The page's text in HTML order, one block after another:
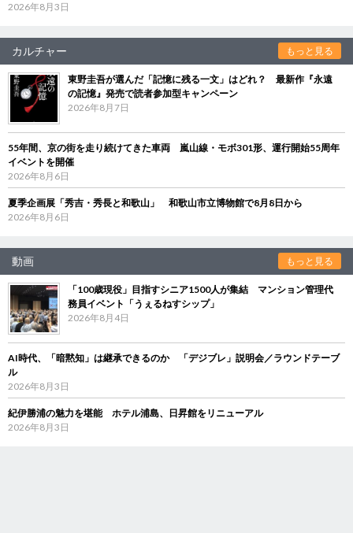
2026年8月3日
カルチャー もっと見る
東野圭吾が選んだ「記憶に残る一文」はどれ？ 最新作『永遠
の記憶』発売で読者参加型キャンペーン
2026年8月7日
55年間、京の街を走り続けてきた車両 嵐山線・モボ301形、運行開始55周年
イベントを開催
2026年8月6日
夏季企画展「秀吉・秀長と和歌山」 和歌山市立博物館で8月8日から
2026年8月6日
動画 もっと見る
「100歳現役」目指すシニア1500人が集結 マンション管理代
務員イベント「うぇるねすシップ」
2026年8月4日
AI時代、「暗黙知」は継承できるのか 「デジブレ」説明会／ラウンドテーブ
ル
2026年8月3日
紀伊勝浦の魅力を堪能 ホテル浦島、日昇館をリニューアル
2026年8月3日